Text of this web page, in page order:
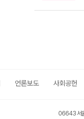
언론보도 사회공헌
06643 서